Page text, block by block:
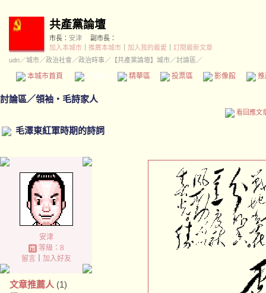
共產黨論壇
市長： 安津
副市長：
加入本城市
推薦本城市 加入我的最愛
訂閱最新文章
udn／城市／政治社會 ／政治時事／ 【共產黨論壇】城市／討論區／
本城市首頁 精華區 投票區 影像館
討論區／領袖‧毛詩家人
看回應文
毛澤東紅軍時期的詩詞
安津
等級：8
留言｜ 加入好友
文章推薦人 (1)